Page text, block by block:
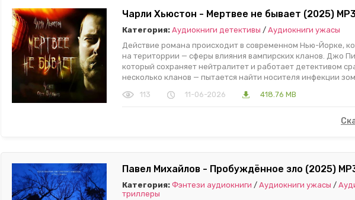
Чарли Хьюстон - Мертвее не бывает (2025)
Категория: Аудиокниги детективы / Аудиокниги ужасы
Действие романа происходит в современном Нью-Йорке,
на територрии — сферы влияния вампирских кланов. Джо
который сохраняет нейтралитет и работает детективом
несколько кланов — пытается найти носителя инфекции
113
11-06-2026 418.76 MB
Павел Михайлов - Пробуждённое зло (2025)
Категория: Фэнтези аудиокниги / Аудиокниги ужасы /
триллеры